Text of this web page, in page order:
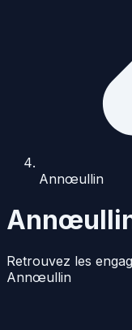
Annœullin
Retrouvez les
Annœullin